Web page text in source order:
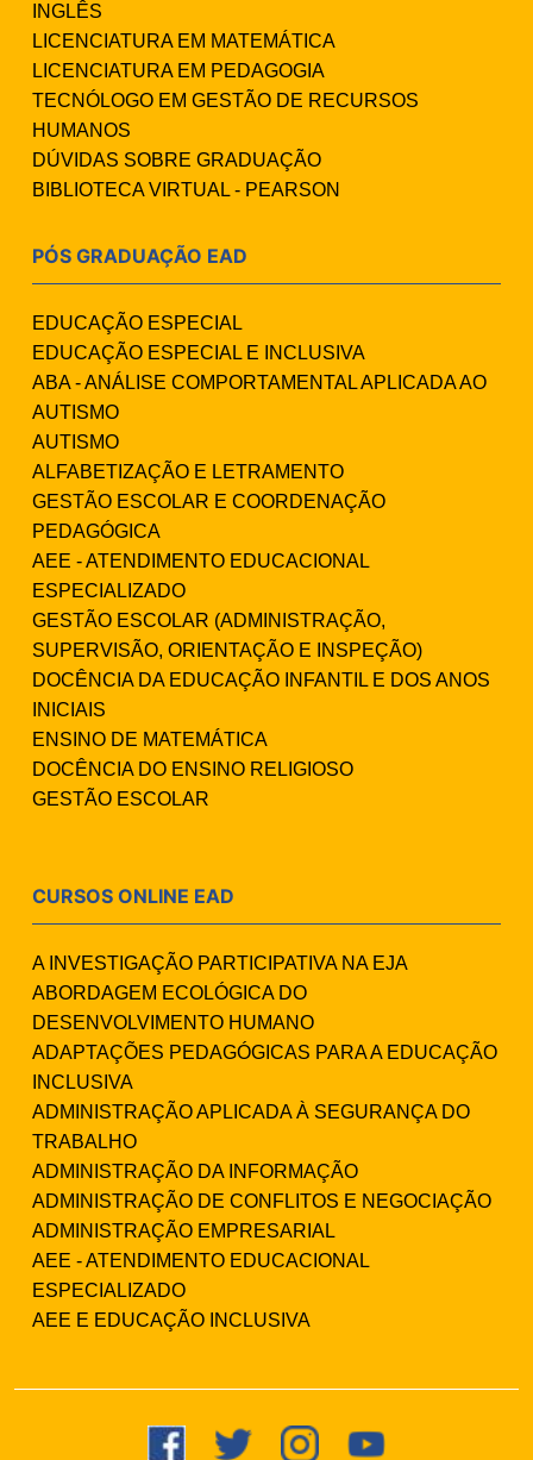
INGLÊS
LICENCIATURA EM MATEMÁTICA
LICENCIATURA EM PEDAGOGIA
TECNÓLOGO EM GESTÃO DE RECURSOS
HUMANOS
DÚVIDAS SOBRE GRADUAÇÃO
BIBLIOTECA VIRTUAL - PEARSON
PÓS GRADUAÇÃO EAD
EDUCAÇÃO ESPECIAL
EDUCAÇÃO ESPECIAL E INCLUSIVA
ABA - ANÁLISE COMPORTAMENTAL APLICADA AO
AUTISMO
AUTISMO
ALFABETIZAÇÃO E LETRAMENTO
GESTÃO ESCOLAR E COORDENAÇÃO
PEDAGÓGICA
AEE - ATENDIMENTO EDUCACIONAL
ESPECIALIZADO
GESTÃO ESCOLAR (ADMINISTRAÇÃO,
SUPERVISÃO, ORIENTAÇÃO E INSPEÇÃO)
DOCÊNCIA DA EDUCAÇÃO INFANTIL E DOS ANOS
INICIAIS
ENSINO DE MATEMÁTICA
DOCÊNCIA DO ENSINO RELIGIOSO
GESTÃO ESCOLAR
CURSOS ONLINE EAD
A INVESTIGAÇÃO PARTICIPATIVA NA EJA
ABORDAGEM ECOLÓGICA DO
DESENVOLVIMENTO HUMANO
ADAPTAÇÕES PEDAGÓGICAS PARA A EDUCAÇÃO
INCLUSIVA
ADMINISTRAÇÃO APLICADA À SEGURANÇA DO
TRABALHO
ADMINISTRAÇÃO DA INFORMAÇÃO
ADMINISTRAÇÃO DE CONFLITOS E NEGOCIAÇÃO
ADMINISTRAÇÃO EMPRESARIAL
AEE - ATENDIMENTO EDUCACIONAL
ESPECIALIZADO
AEE E EDUCAÇÃO INCLUSIVA